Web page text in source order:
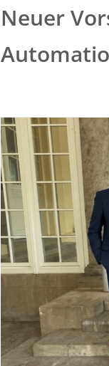
Neuer